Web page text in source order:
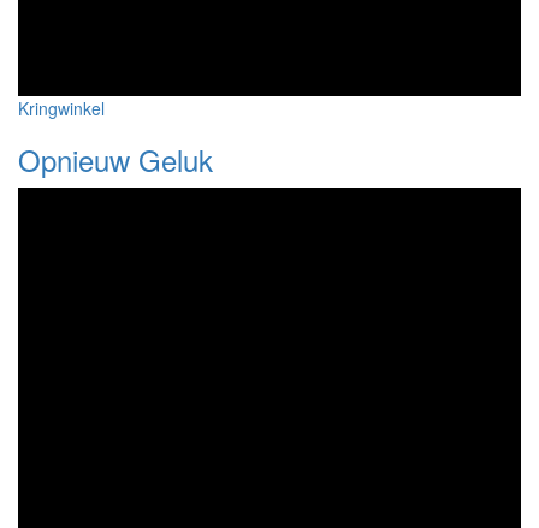
Kringwinkel
Opnieuw Geluk